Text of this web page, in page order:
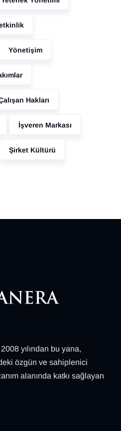
Yönetişim
Hakları
İşveren Markası
Şirket Kültürü
yılından bu yana,
özgün ve sahiplenici
alanında katkı sağlayan